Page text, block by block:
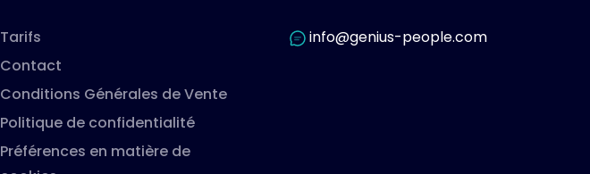
Tarifs
Contact
Conditions Générales de Vente
Politique de confidentialité
Préférences en matière de
info@genius-people.com